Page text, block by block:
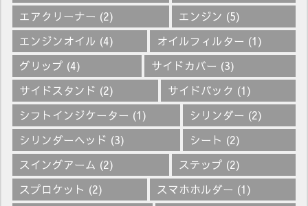
エアクリーナー (2) エンジン (5)
エンジンオイル (4) オイルフィルター (1)
グリップ (4) サイドカバー (3)
サイドスタンド (2) サイドバック (1)
シフトインジケーター (1) シリンダー (2)
シリンダーヘッド (3) シート (2)
スイングアーム (2) ステップ (2)
スプロケット (2) スマホホルダー (1)